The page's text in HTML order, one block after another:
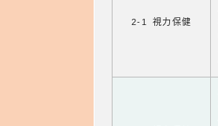
2-1 視力保健